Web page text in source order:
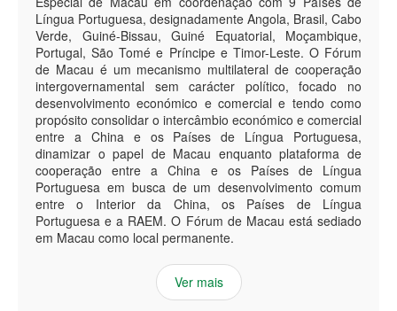
Língua Portuguesa, designadamente Angola, Brasil, Cabo
Verde, Guiné-Bissau, Guiné Equatorial, Moçambique,
Portugal, São Tomé e Príncipe e Timor-Leste. O Fórum
de Macau é um mecanismo multilateral de cooperação
intergovernamental sem carácter político, focado no
desenvolvimento económico e comercial e tendo como
propósito consolidar o intercâmbio económico e comercial
entre a China e os Países de Língua Portuguesa,
dinamizar o papel de Macau enquanto plataforma de
cooperação entre a China e os Países de Língua
Portuguesa em busca de um desenvolvimento comum
entre o Interior da China, os Países de Língua
Portuguesa e a RAEM. O Fórum de Macau está sediado
em Macau como local permanente.
Ver mais